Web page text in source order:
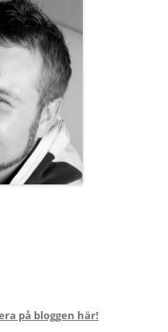
på bloggen här!